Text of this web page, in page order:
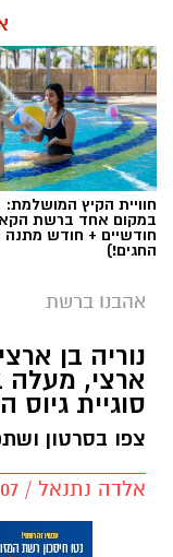
כל הפרטים על
להורדת
חוויית הקיץ המושלמת:
במקום אחד ברשת
חודשיים + חודש מתנה
החגים!)
אהבנו ברשת
נוריה בן
ארצי, מעלה
סוגיית
צפו בסרטון
אלדה נתנאל / 18:07 26.06.26